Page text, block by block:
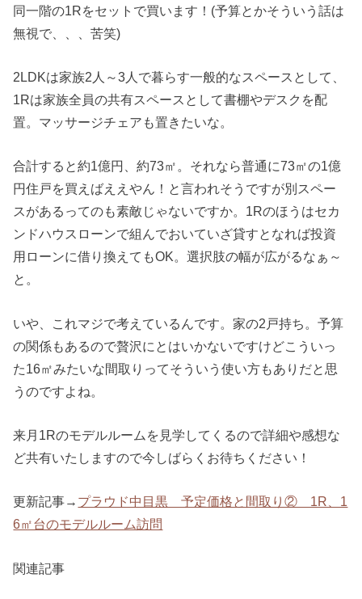
同一階の1Rをセットで買います！(予算とかそういう話は
無視で、、、苦笑)
2LDKは家族2人～3人で暮らす一般的なスペースとして、
1Rは家族全員の共有スペースとして書棚やデスクを配
置。マッサージチェアも置きたいな。
合計すると約1億円、約73㎡。それなら普通に73㎡の1億
円住戸を買えばええやん！と言われそうですが別スペー
スがあるってのも素敵じゃないですか。1Rのほうはセカ
ンドハウスローンで組んでおいていざ貸すとなれば投資
用ローンに借り換えてもOK。選択肢の幅が広がるなぁ～
と。
いや、これマジで考えているんです。家の2戸持ち。予算
の関係もあるので贅沢にとはいかないですけどこういっ
た16㎡みたいな間取りってそういう使い方もありだと思
うのですよね。
来月1Rのモデルルームを見学してくるので詳細や感想な
ど共有いたしますので今しばらくお待ちください！
更新記事→ プラウド中目黒 予定価格と間取り② 1R、1
6㎡台のモデルルーム訪問
関連記事